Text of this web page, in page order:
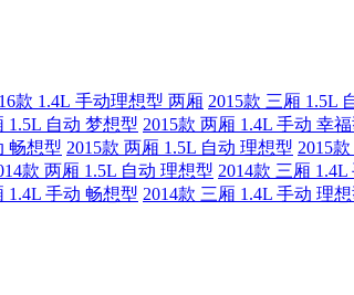
款 1.4L 手动理想型 两厢 2015款 三厢 1.5L
1.5L 自动 梦想型 2015款 两厢 1.4L 手动 幸
畅想型 2015款 两厢 1.5L 自动 理想型 2015
款 两厢 1.5L 自动 理想型 2014款 三厢
1.4L 手动 畅想型 2014款 三厢 1.4L 手动 理